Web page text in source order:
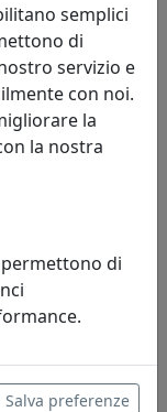
C660-1 GIALLO
214,00 €
semplici
di
servizio e
con noi.
la
la nostra
di
Salva preferenze